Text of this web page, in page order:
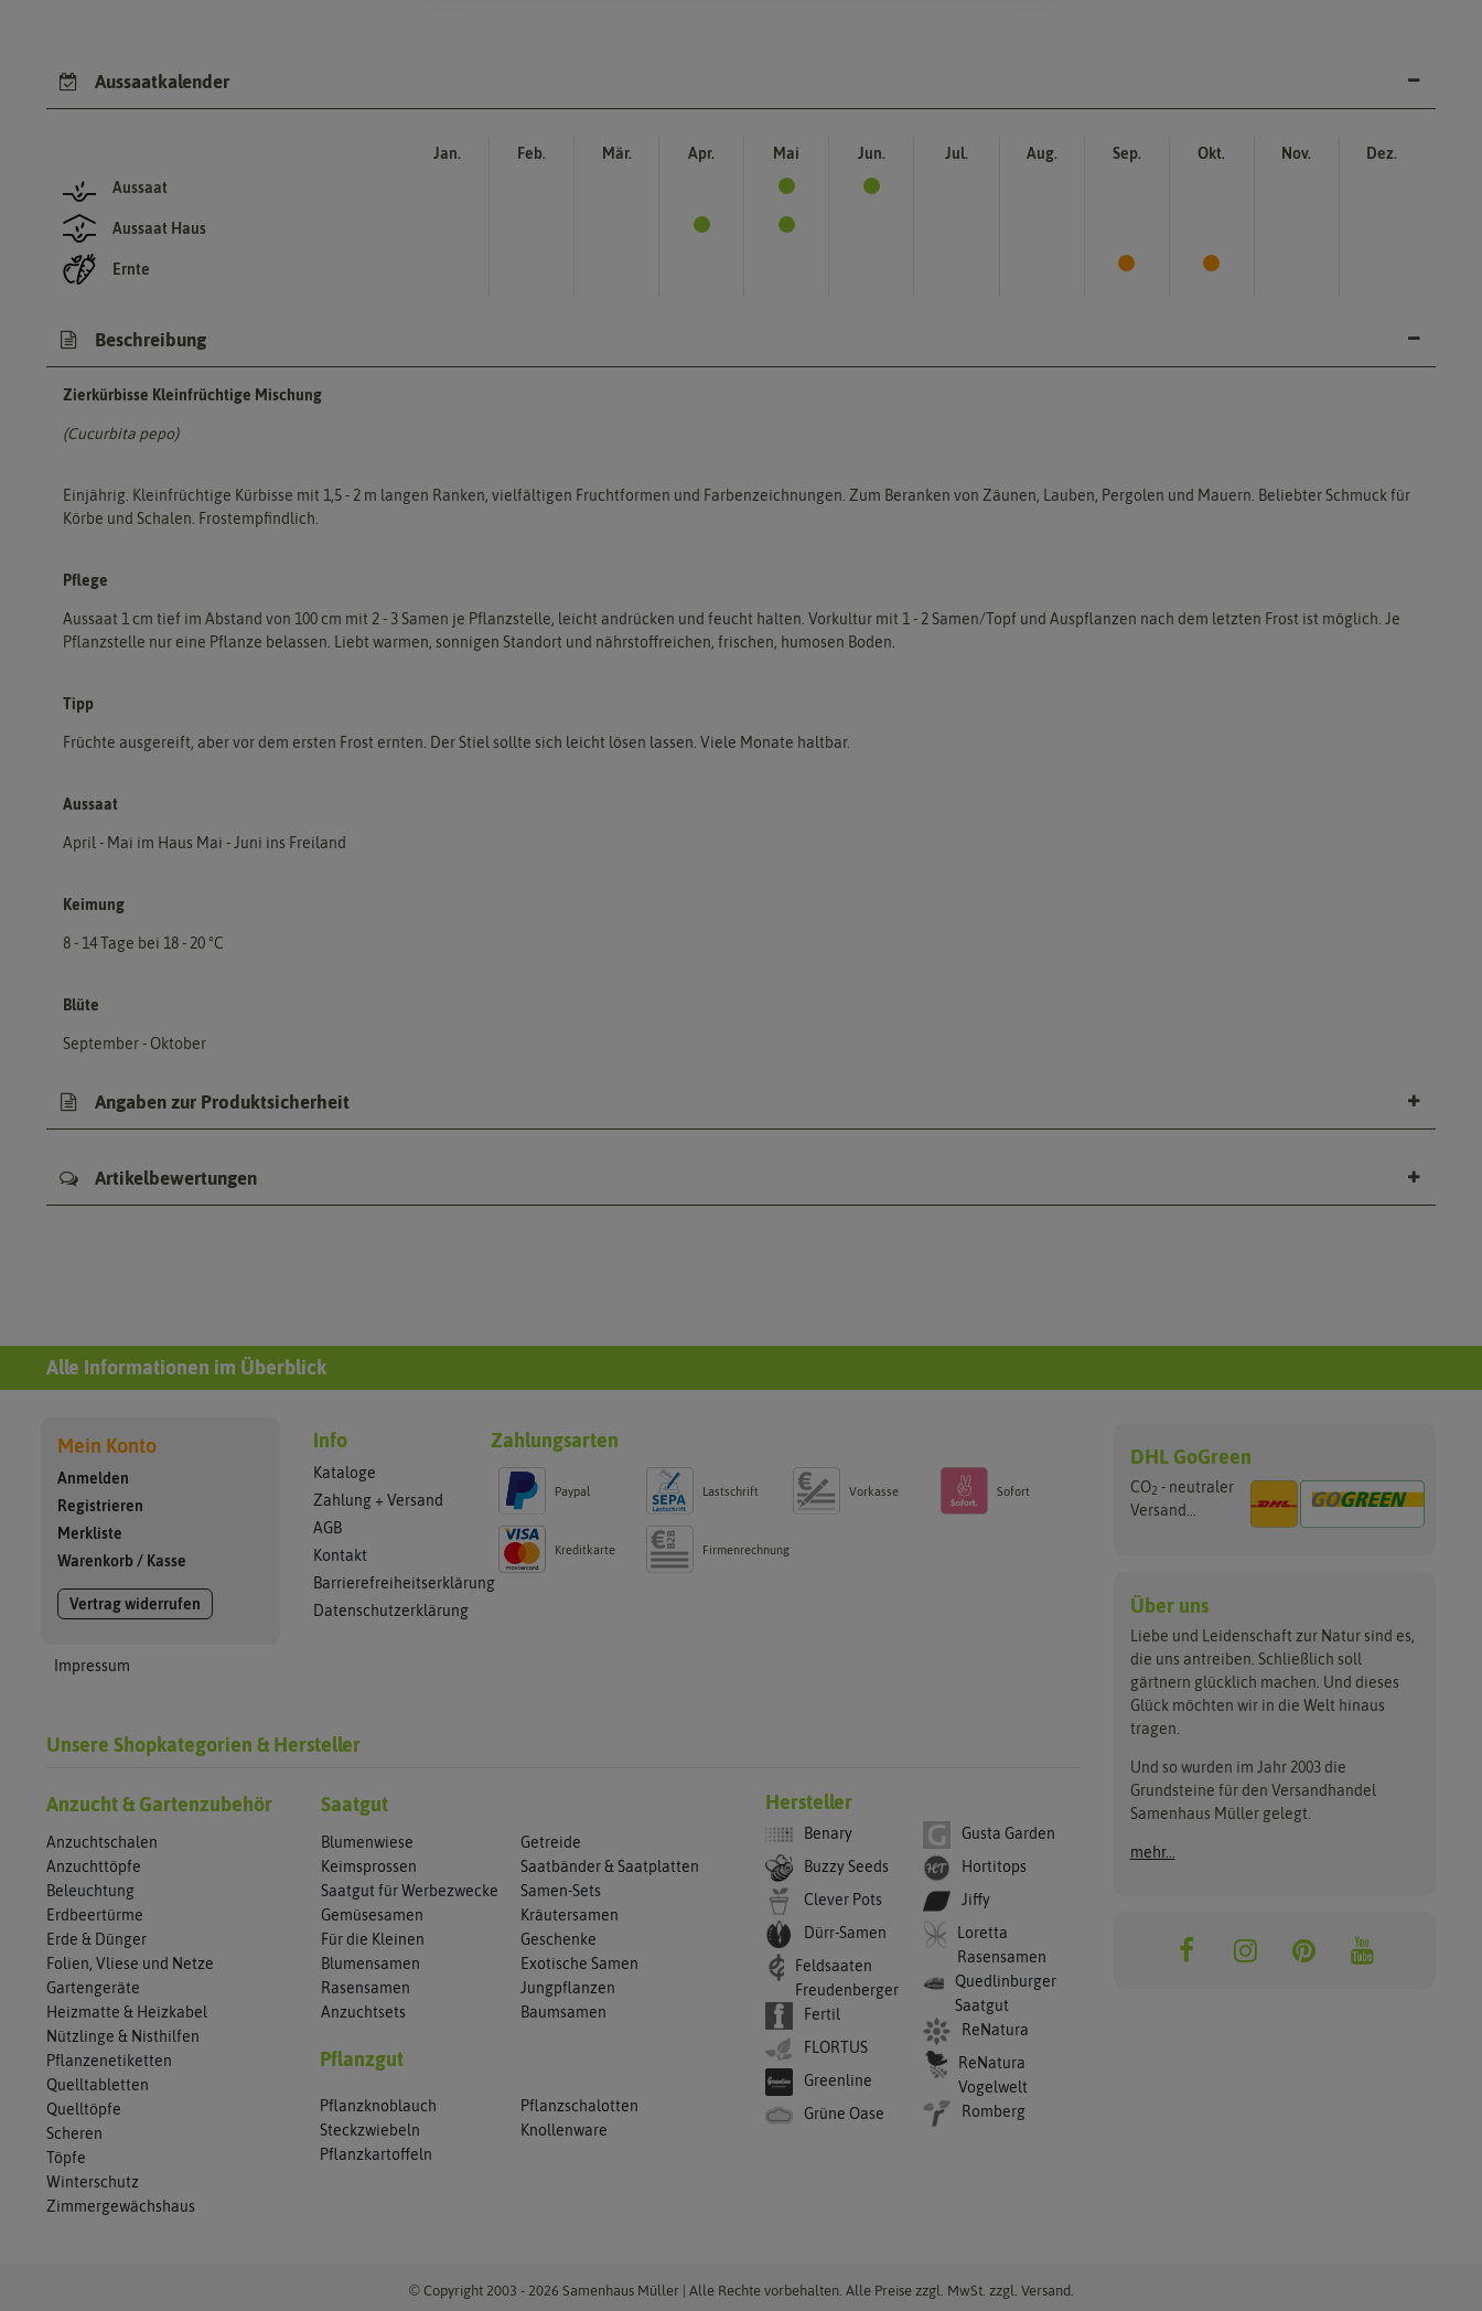
Aussaatkalender
Aussaat
Aussaat Haus
Ernte
Jan. Feb. Mär. Apr. Mai Jun. Jul. Aug. Sep. Okt. Nov. Dez.
Beschreibung
Zierkürbisse Kleinfrüchtige Mischung
(Cucurbita pepo)
Einjährig. Kleinfrüchtige Kürbisse mit 1,5 - 2 m langen Ranken, vielfältigen Fruchtformen und Farbenzeichnungen. Zum Beranken von Zäunen, Lauben, Pergolen und Mauern. Beliebter Schmuck für
Körbe und Schalen. Frostempfindlich.
Pflege
Aussaat 1 cm tief im Abstand von 100 cm mit 2 - 3 Samen je Pflanzstelle, leicht andrücken und feucht halten. Vorkultur mit 1 - 2 Samen/Topf und Auspflanzen nach dem letzten Frost ist möglich. Je
Pflanzstelle nur eine Pflanze belassen. Liebt warmen, sonnigen Standort und nährstoffreichen, frischen, humosen Boden.
Tipp
Früchte ausgereift, aber vor dem ersten Frost ernten. Der Stiel sollte sich leicht lösen lassen. Viele Monate haltbar.
Aussaat
April - Mai im Haus Mai - Juni ins Freiland
Keimung
8 - 14 Tage bei 18 - 20 °C
Blüte
September - Oktober
Angaben zur Produktsicherheit
Artikelbewertungen
Alle Informationen im Überblick
Mein Konto
Anmelden
Registrieren
Merkliste
Warenkorb / Kasse
Vertrag widerrufen
Impressum
Info
Kataloge
Zahlung + Versand
AGB
Kontakt
Barrierefreiheitserklärung
Datenschutzerklärung
Zahlungsarten
Paypal Lastschrift Vorkasse Sofort
Kreditkarte Firmenrechnung
Unsere Shopkategorien & Hersteller
Anzucht & Gartenzubehör
Anzuchtschalen
Anzuchttöpfe
Beleuchtung
Erdbeertürme
Erde & Dünger
Folien, Vliese und Netze
Gartengeräte
Heizmatte & Heizkabel
Nützlinge & Nisthilfen
Pflanzenetiketten
Quelltabletten
Quelltöpfe
Scheren
Töpfe
Winterschutz
Zimmergewächshaus
Saatgut
Blumenwiese
Getreide
Keimsprossen
Saatbänder & Saatplatten
Saatgut für Werbezwecke
Samen-Sets
Gemüsesamen
Kräutersamen
Für die Kleinen
Geschenke
Blumensamen
Exotische Samen
Rasensamen
Jungpflanzen
Anzuchtsets
Baumsamen
Pflanzgut
Pflanzknoblauch
Pflanzschalotten
Steckzwiebeln
Knollenware
Pflanzkartoffeln
Hersteller
Benary
Buzzy Seeds
Clever Pots
Dürr-Samen
Feldsaaten
Freudenberger
Fertil
FLORTUS
Greenline
Grüne Oase
Gusta Garden
Hortitops
Jiffy
Loretta
Rasensamen
Quedlinburger
Saatgut
ReNatura
ReNatura
Vogelwelt
Romberg
DHL GoGreen
CO2 - neutraler
Versand...
Über uns
Liebe und Leidenschaft zur Natur sind es,
die uns antreiben. Schließlich soll
gärtnern glücklich machen. Und dieses
Glück möchten wir in die Welt hinaus
tragen.
Und so wurden im Jahr 2003 die
Grundsteine für den Versandhandel
Samenhaus Müller gelegt.
mehr...
© Copyright 2003 - 2026 Samenhaus Müller | Alle Rechte vorbehalten. Alle Preise zzgl. MwSt. zzgl. Versand.